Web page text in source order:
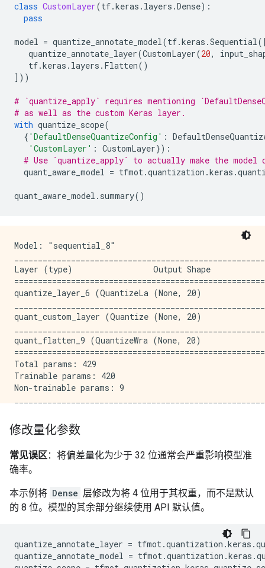
class CustomLayer(tf.keras . layers .Dense):
pass
model = quantize_annotate_model(tf.keras .Sequential
quantize_annotate_layer(CustomLayer(20,
tf.keras . layers . Flatten()
]))
# `quantize_apply` requires mentioning
# as well as the custom Keras layer.
with quantize_scope(
{ 'DefaultDenseQuantizeConfig' :
'CustomLayer' : CustomLayer}):
# Use `quantize_apply` to actually make the model
quant_aware_model = tfmot.quantization .keras .
quant_aware_model . summary()
Model: "sequential_8"
Layer (type)                 Output Shape
quantize_layer_6 (QuantizeLa (None, 20)
quant_custom_layer (Quantize (None, 20)
quant_flatten_9 (QuantizeWra (None, 20)
Total params: 429
Trainable params: 420
Non-trainable params: 9
修改量化参数
常见误区：将偏差量化为少于 32 位通常会严重影响模型准
确率。
本示例将 Dense 层修改为将 4 位用于其权重，而不是默认
的 8 位。模型的其余部分继续使用 API 默认值。
quantize_annotate_layer = tfmot.quantization .keras .
quantize_annotate_model = tfmot.quantization .keras .